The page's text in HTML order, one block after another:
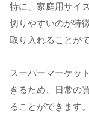
特に、家庭用サイ
切りやすいのが特
取り入れることが
スーパーマーケッ
きるため、日常の
ることができます。